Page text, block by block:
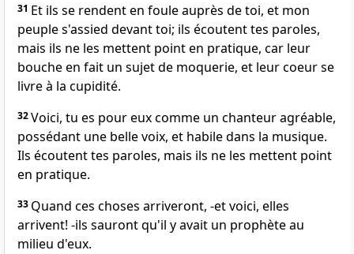
31 Et ils se rendent en foule auprès de toi, et mon
peuple s'assied devant toi; ils écoutent tes paroles,
mais ils ne les mettent point en pratique, car leur
bouche en fait un sujet de moquerie, et leur coeur se
livre à la cupidité.
32Voici, tu es pour eux comme un chanteur agréable,
possédant une belle voix, et habile dans la musique.
Ils écoutent tes paroles, mais ils ne les mettent point
en pratique.
33 Quand ces choses arriveront, -et voici, elles
arrivent! -ils sauront qu'il y avait un prophète au
milieu d'eux.